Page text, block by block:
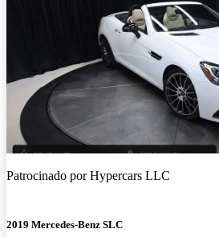
Patrocinado porHypercars LLC
2019 Mercedes-Benz SLC